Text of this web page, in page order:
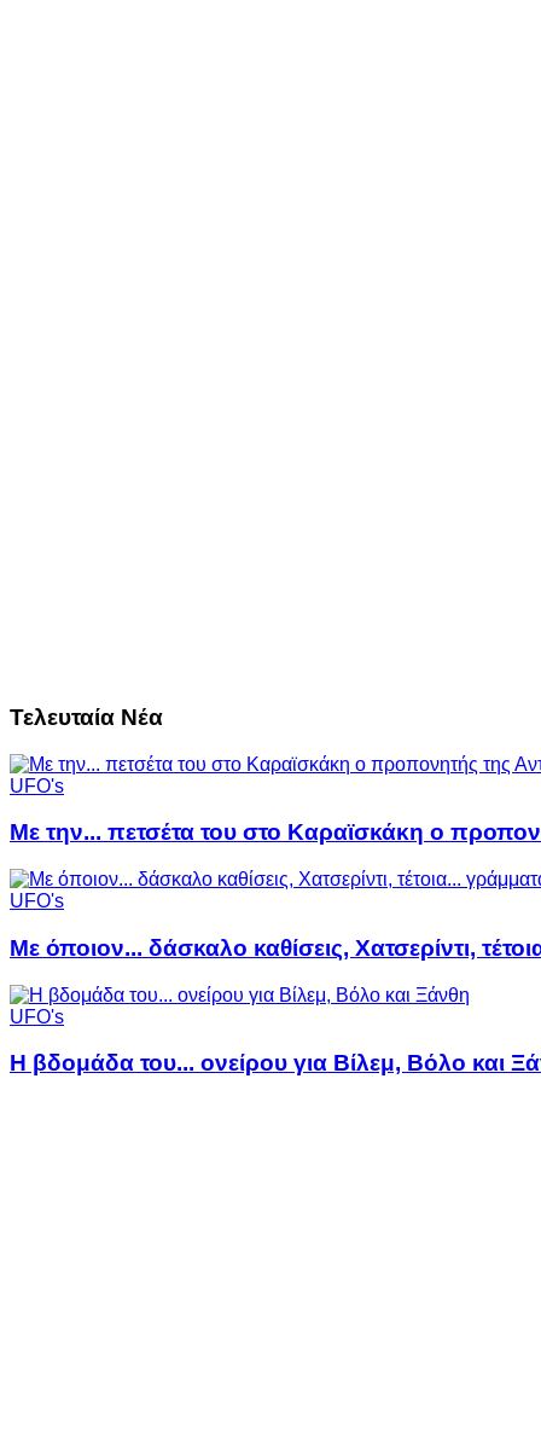
Τελευταία Νέα
UFO's
Με την... πετσέτα του στο Καραϊσκάκη ο
UFO's
Με όποιον... δάσκαλο καθίσεις, Χατσερίντι,
UFO's
Η βδομάδα του... ονείρου για Βίλεμ, Βόλο και